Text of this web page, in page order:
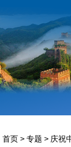
首页 > 专题 > 庆祝